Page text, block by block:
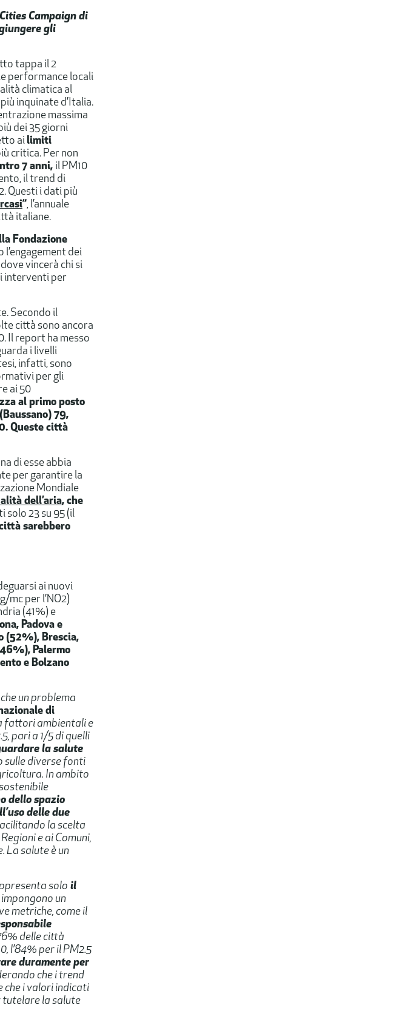
Campaign di
gli
tappa​ il 2
performance locali
climatica al
inquinate d’Italia.
massima
dei 35 giorni
ailimiti
critica. Per non
7 anni, il PM10
il trend di
Questi i dati più
“, l’annuale
italiane.
Fondazione
l’engagement dei
vincerà chi si
interventi per
Secondo il
città sono ancora
Il report ha messo
i livelli
infatti, sono
per gli
ai 50
al primo posto
79,
Queste città
di esse abbia
per garantire la
Mondiale
dell’aria, che
solo 23 su 95 (il
sarebbero
ai nuovi
mc per l’NO2)
(41%) e
Padova e
(52%), Brescia,
Palermo
e Bolzano
un problema
di
fattori ambientali e
pari a 1/5 di quelli
la salute
sulle diverse fonti
In ambito
dello spazio
delle due
la scelta
e ai Comuni,
La salute è un
solo il
impongono un
metriche, come il
delle città
l’84% per il PM2.5
duramente per
che i trend
che i valori indicati
tutelare la salute